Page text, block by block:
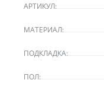
АРТИКУЛ:
МАТЕРИАЛ:
ПОДКЛАДКА:
ПОЛ: